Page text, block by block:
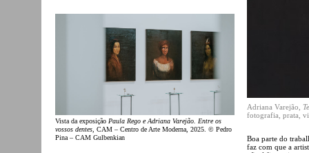
Vista da exposição Paula Rego e Adriana Varejão. Entre os
vossos dentes , CAM – Centro de Arte Moderna, 2025. © Pedro
Pina – CAM Gulbenkian
Adriana Varejão,
fotografia, prata,
Boa parte do
faz com que a